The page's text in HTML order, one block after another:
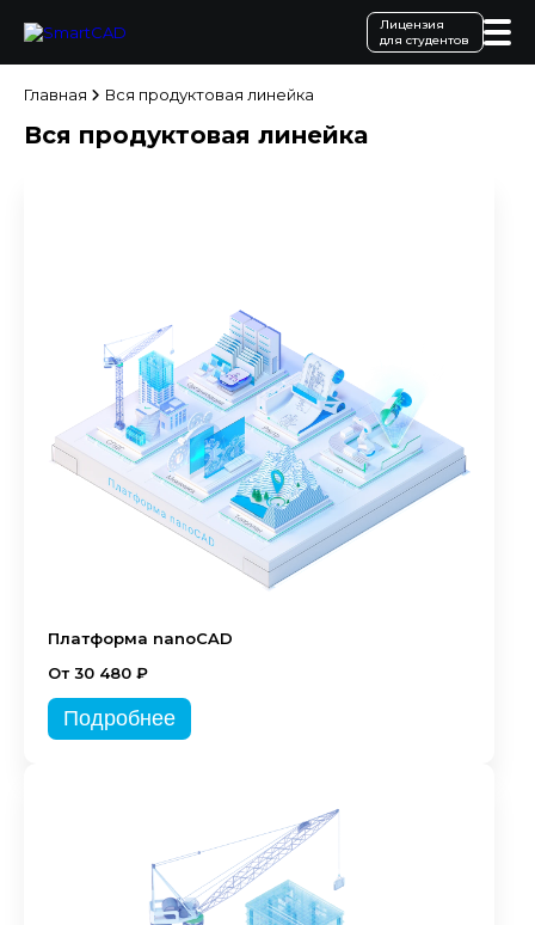
Лицензия
для студентов
Главная Вся продуктовая линейка
Вся продуктовая линейка
Платформа nanoCAD
От 30 480 ₽
Подробнее